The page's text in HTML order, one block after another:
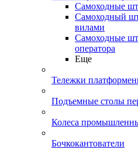
Самоходные
Самоходный
вилами
Самоходные
оператора
Еще
Тележки
Подъемные столы
Колеса
Бочкокантователи